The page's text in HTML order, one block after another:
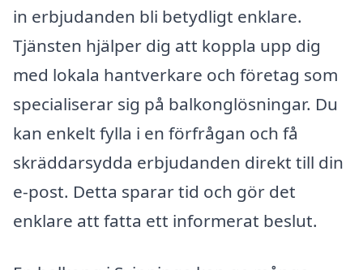
in erbjudanden bli betydligt enklare.
Tjänsten hjälper dig att koppla upp dig
med lokala hantverkare och företag som
specialiserar sig på balkonglösningar. Du
kan enkelt fylla i en förfrågan och få
skräddarsydda erbjudanden direkt till din
e-post. Detta sparar tid och gör det
enklare att fatta ett informerat beslut.